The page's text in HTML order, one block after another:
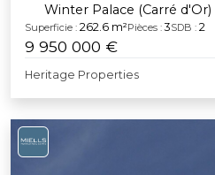
Winter Palace (Carré d'Or)
Superficie : 262.6 m²Pièces : 3SDB : 2
9 950 000 €
Heritage Properties